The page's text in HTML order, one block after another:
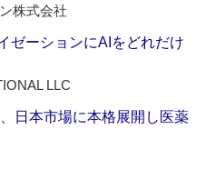
株式会社
ゼーションにAIをどれだけ
LLC
日本市場に本格展開し医薬